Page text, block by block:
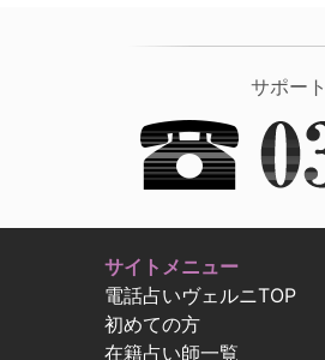
サポー
サイトメニュー
電話占いヴェルニTOP
初めての方
在籍占い師一覧